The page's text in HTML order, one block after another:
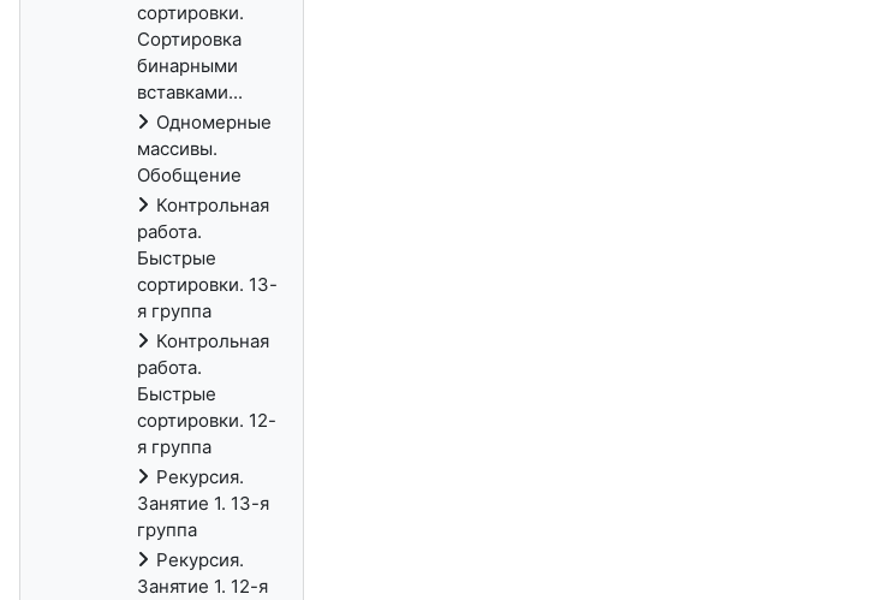
сортировки.
Сортировка
бинарными
вставками...
Одномерные
массивы.
Обобщение
Контрольная
работа.
Быстрые
сортировки. 13-
я группа
Контрольная
работа.
Быстрые
сортировки. 12-
я группа
Рекурсия.
Занятие 1. 13-я
группа
Рекурсия.
Занятие 1. 12-я